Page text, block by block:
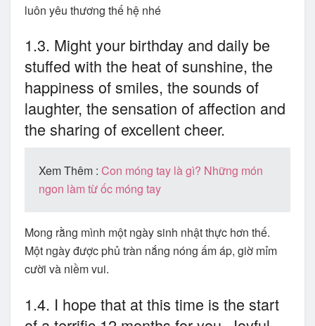
luôn yêu thương thế hệ nhé
1.3. Might your birthday and daily be
stuffed with the heat of sunshine, the
happiness of smiles, the sounds of
laughter, the sensation of affection and
the sharing of excellent cheer.
Xem Thêm : Con móng tay là gì? Những món
ngon làm từ ốc móng tay
Mong rằng mình một ngày sinh nhật thực hơn thế.
Một ngày được phủ tràn nắng nóng ấm áp, giờ mỉm
cười và niềm vui.
1.4. I hope that at this time is the start